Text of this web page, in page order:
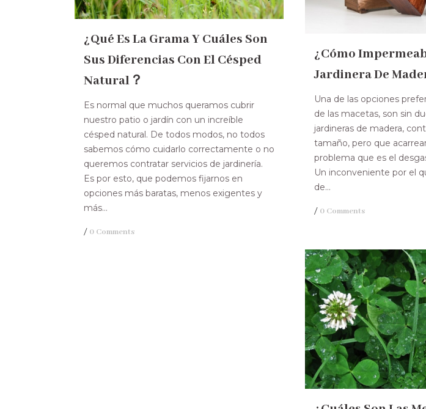
¿Qué Es La Grama Y Cuáles Son
Sus Diferencias Con El Césped
Natural？
Es normal que muchos queramos cubrir
nuestro patio o jardín con un increíble
césped natural. De todos modos, no todos
sabemos cómo cuidarlo correctamente o no
queremos contratar servicios de jardinería.
Es por esto, que podemos fijarnos en
opciones más baratas, menos exigentes y
más...
/ 0 Comments
¿Cómo
Jardinera De
Una de las opciones
de las macetas, son sin
jardineras de madera,
tamaño, pero que
problema que es el
Un inconveniente por el
de...
/ 0 Comments